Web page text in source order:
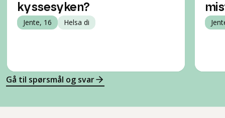
kyssesyken?
Jente, 16 Helsa di
Gå til spørsmål og svar